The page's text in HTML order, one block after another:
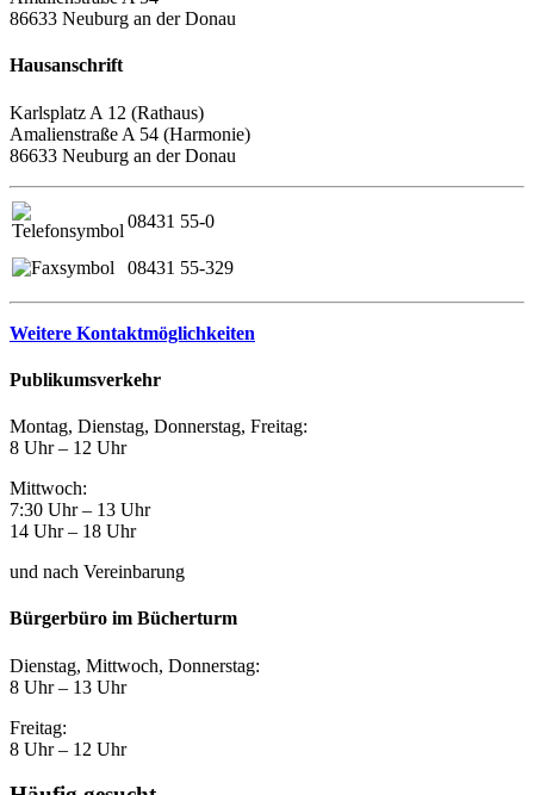
86633 Neuburg an der Donau
Hausanschrift
Karlsplatz A 12 (Rathaus)
Amalienstraße A 54 (Harmonie)
86633 Neuburg an der Donau
08431 55-0
08431 55-329
Weitere Kontaktmöglichkeiten
Publikumsverkehr
Montag, Dienstag, Donnerstag, Freitag:
8 Uhr – 12 Uhr
Mittwoch:
7:30 Uhr – 13 Uhr
14 Uhr – 18 Uhr
und nach Vereinbarung
Bürgerbüro im Bücherturm
Dienstag, Mittwoch, Donnerstag:
8 Uhr – 13 Uhr
Freitag:
8 Uhr – 12 Uhr